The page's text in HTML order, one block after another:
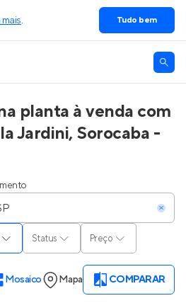
. Tudo bem
planta à venda com
Jardini, Sorocaba -
Status Preço
Mosaico Mapa COMPARAR